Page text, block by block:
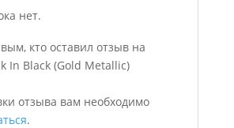
нет.
кто оставил отзыв на
In Black (Gold Metallic)
отзыва вам необходимо
.